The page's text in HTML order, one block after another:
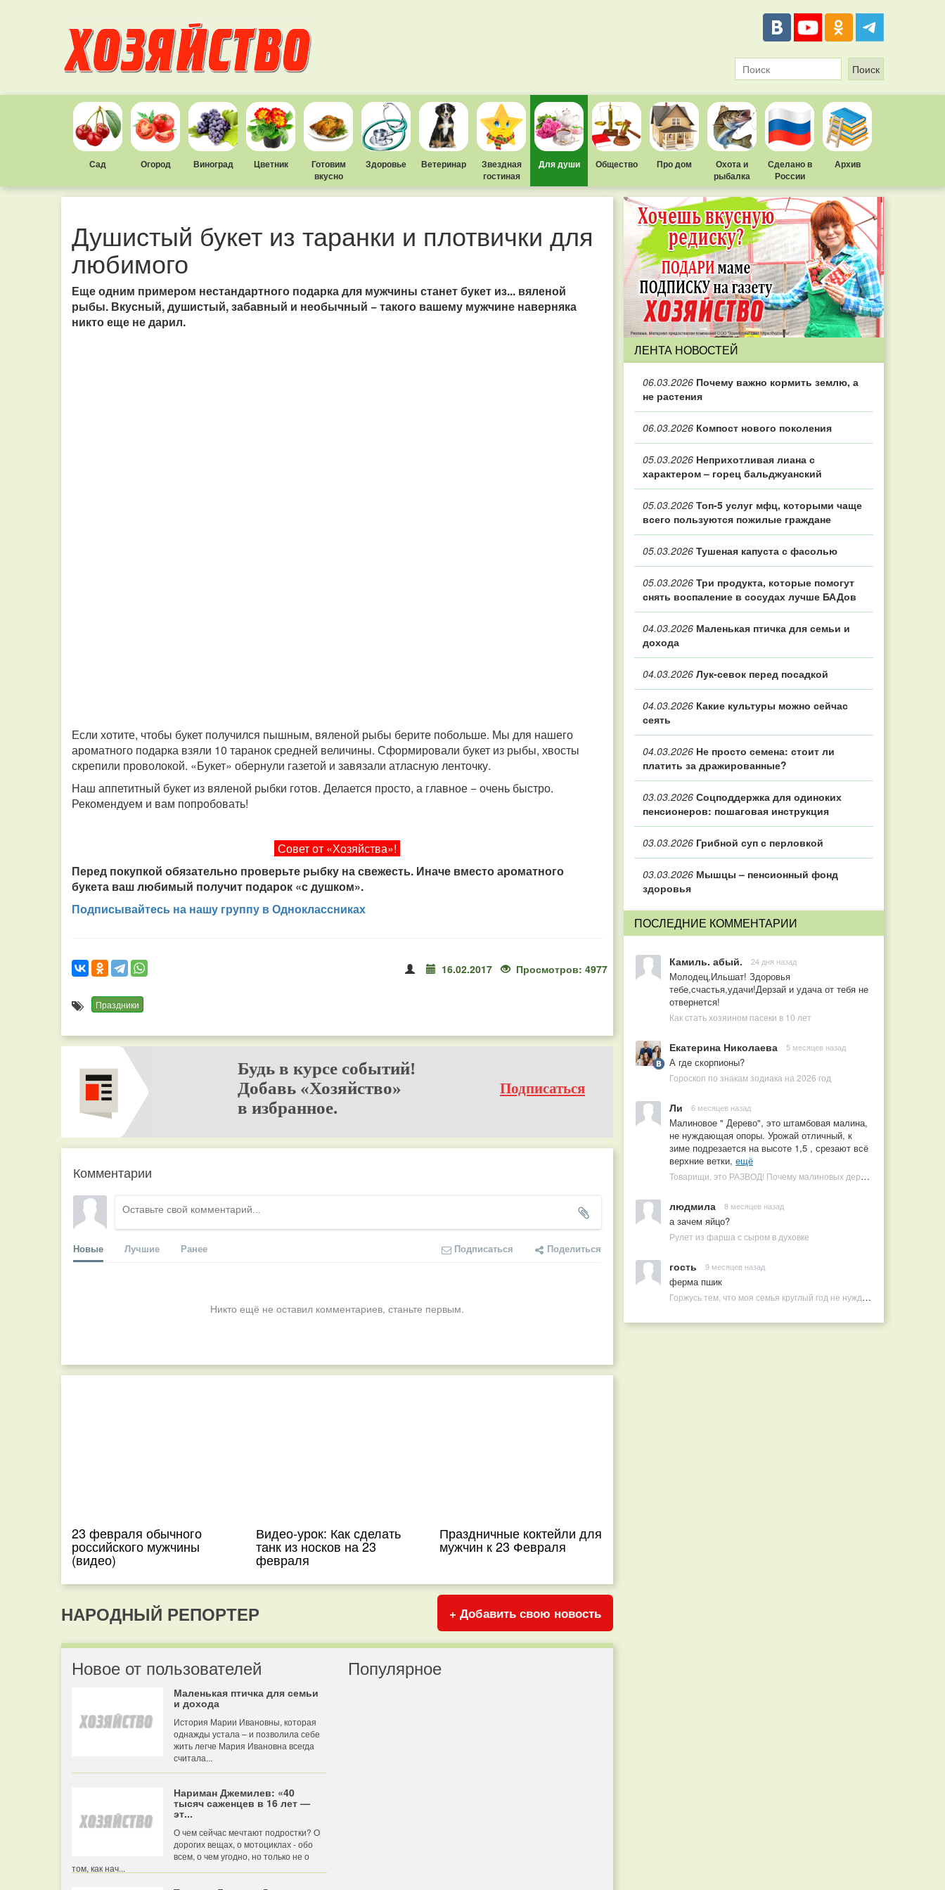
Сад Огород Виноград Цветник
Готовим
вкусно
Здоровье Ветеринар
Звездная
гостиная
Для души Общество Про дом
Охота и
рыбалка
Сделано в
России
Архив
Душистый букет из таранки и плотвички для
любимого
Еще одним примером нестандартного подарка для мужчины станет букет из... вяленой
рыбы. Вкусный, душистый, забавный и необычный − такого вашему мужчине наверняка
никто еще не дарил.
Если хотите, чтобы букет получился пышным, вяленой рыбы берите побольше. Мы для нашего
ароматного подарка взяли 10 таранок средней величины. Сформировали букет из рыбы, хвосты
скрепили проволокой. «Букет» обернули газетой и завязали атласную ленточку.
Наш аппетитный букет из вяленой рыбки готов. Делается просто, а главное − очень быстро.
Рекомендуем и вам попробовать!
Совет от «Хозяйства»!
Перед покупкой обязательно проверьте рыбку на свежесть. Иначе вместо ароматного
букета ваш любимый получит подарок «с душком».
Подписывайтесь на нашу группу в Одноклассниках
16.02.2017 Просмотров: 4977
Праздники
Будь в курсе событий!
Добавь «Хозяйство»
в избранное.
Подписаться
Комментарии
Новые Лучшие Ранее Подписаться Поделиться
Никто ещё не оставил комментариев, станьте первым.
23 февраля обычного
российского мужчины
(видео)
Видео-урок: Как сделать
танк из носков на 23
февраля
Праздничные коктейли для
мужчин к 23 Февраля
НАРОДНЫЙ РЕПОРТЕР + Добавить свою новость
Новое от пользователей
Маленькая птичка для семьи
и дохода
История Марии Ивановны, которая
однажды устала – и позволила себе
жить легче Мария Ивановна всегда
считала...
Нариман Джемилев: «40
тысяч саженцев в 16 лет —
эт...
О чем сейчас мечтают подростки? О
дорогих вещах, о мотоциклах - обо
всем, о чем угодно, но только не о
том, как нач...
Популярное
ЛЕНТА НОВОСТЕЙ
06.03.2026 Почему важно кормить землю, а
не растения
06.03.2026 Компост нового поколения
05.03.2026 Неприхотливая лиана с
характером – горец бальджуанский
05.03.2026 Топ‑5 услуг мфц, которыми чаще
всего пользуются пожилые граждане
05.03.2026 Тушеная капуста с фасолью
05.03.2026 Три продукта, которые помогут
снять воспаление в сосудах лучше БАДов
04.03.2026 Маленькая птичка для семьи и
дохода
04.03.2026 Лук-севок перед посадкой
04.03.2026 Какие культуры можно сейчас
сеять
04.03.2026 Не просто семена: стоит ли
платить за дражированные?
03.03.2026 Соцподдержка для одиноких
пенсионеров: пошаговая инструкция
03.03.2026 Грибной суп с перловкой
03.03.2026 Мышцы – пенсионный фонд
здоровья
ПОСЛЕДНИЕ КОММЕНТАРИИ
Камиль. абый. 24 дня назад
Молодец,Ильшат! Здоровья
тебе,счастья,удачи!Дерзай и удача от тебя не
отвернется!
Как стать хозяином пасеки в 10 лет
Екатерина Николаева 5 месяцев назад
А где скорпионы?
Гороскоп по знакам зодиака на 2026 год
Ли 6 месяцев назад
Малиновое " Дерево", это штамбовая малина,
не нуждающая опоры. Урожай отличный, к
зиме подрезается на высоте 1,5 , срезают всё
верхние ветки, ещё
Товарищи, это РАЗВОД! Почему малиновых деревьев не бывает, или Как ушлые продавцы наживаются на мечтах садоводов
людмила 8 месяцев назад
а зачем яйцо?
Рулет из фарша с сыром в духовке
гость 9 месяцев назад
ферма пшик
Горжусь тем, что моя семья круглый год не нуждается в покупных витаминах